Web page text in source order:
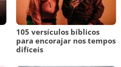
105 versículos bíblicos
para encorajar nos tempos
difíceis